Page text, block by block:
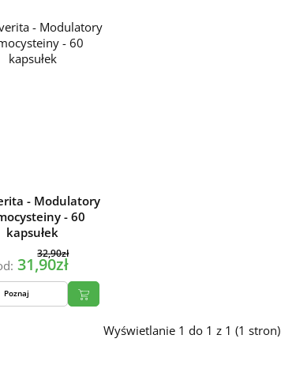
- Modulatory
- 60
kapsułek
32,90zł
31,90zł
Poznaj
Wyświetlanie 1 do 1 z 1 (1 stron)